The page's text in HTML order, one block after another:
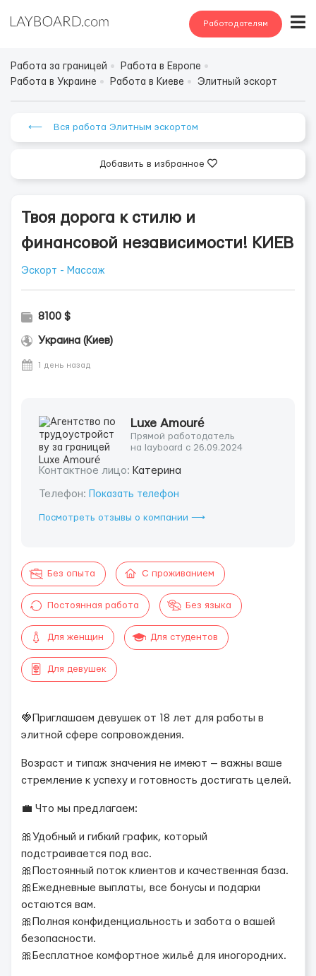
Работодателям
Работа за границей
Работа в Европе
Работа в Украине
Работа в Киеве Элитный эскорт
⟵ Вся работа Элитным эскортом
Добавить в избранное
Твоя дорога к стилю и
финансовой независимости! КИЕВ
Эскорт - Массаж
8100 $
Украина (Киев)
1 день назад
Luxe Amouré
Прямой работодатель
на layboard с 26.09.2024
Контактное лицо: Катерина
Телефон: Показать телефон
Посмотреть отзывы о компании ⟶
Без опыта С проживанием
Постоянная работа Без языка
Для женщин Для студентов
Для девушек
🍓Приглашаем девушек от 18 лет для работы в
элитной сфере сопровождения.
Возраст и типаж значения не имеют — важны ваше
стремление к успеху и готовность достигать целей.
💼 Что мы предлагаем:
🎀Удобный и гибкий график, который
подстраивается под вас.
🎀Постоянный поток клиентов и качественная база.
🎀Ежедневные выплаты, все бонусы и подарки
остаются вам.
🎀Полная конфиденциальность и забота о вашей
безопасности.
🎀Бесплатное комфортное жильё для иногородних.